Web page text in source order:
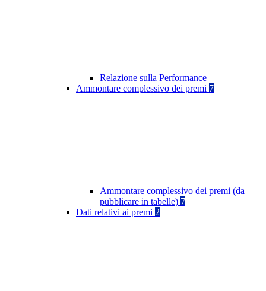
Relazione sulla Performance
Ammontare complessivo dei premi 7
Ammontare complessivo dei premi (da
pubblicare in tabelle) 7
Dati relativi ai premi 2